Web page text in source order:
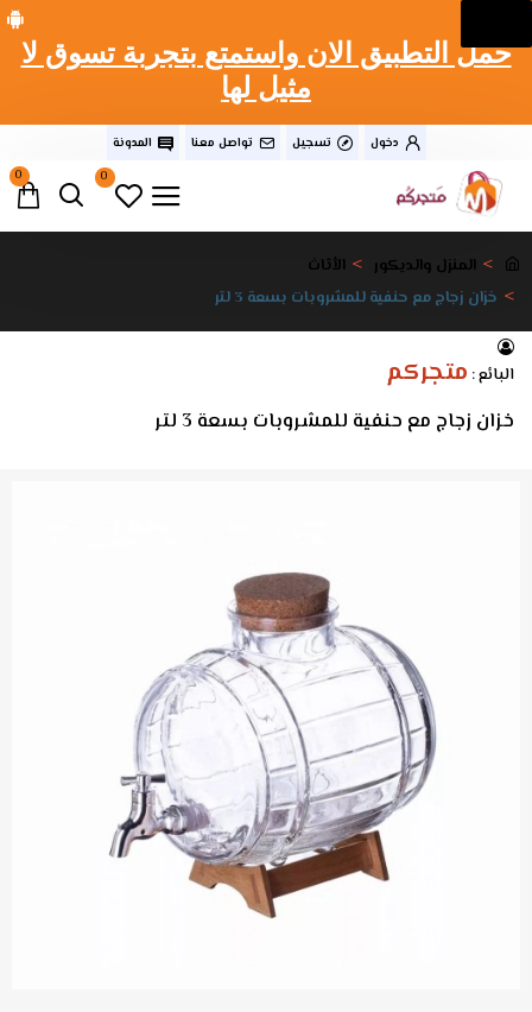
حمل التطبيق الان واستمتع بتجربة تسوق لا
مثيل لها
دخول تسجيل تواصل معنا
المدونة
0
0
المنزل والديكور
الأثاث
خزان زجاج مع حنفية للمشروبات بسعة 3 لتر
البائع : متجركم
خزان زجاج مع حنفية للمشروبات بسعة 3 لتر